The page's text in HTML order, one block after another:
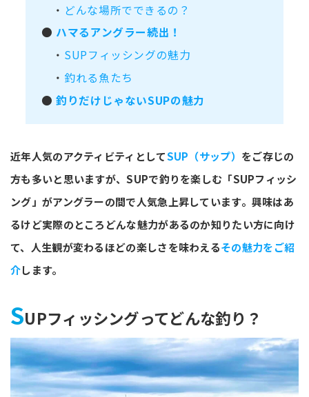
・ どんな場所でできるの？
● ハマるアングラー続出！
・ SUPフィッシングの魅力
・ 釣れる魚たち
●釣りだけじゃないSUPの魅力
近年人気のアクティビティとしてSUP（サップ） をご存じの
方も多いと思いますが、SUPで釣りを楽しむ「SUPフィッシ
ング」がアングラーの間で人気急上昇しています。興味はあ
るけど実際のところどんな魅力があるのか知りたい方に向け
て、人生観が変わるほどの楽しさを味わえるその魅力をご紹
介します。
SUPフィッシングってどんな釣り？